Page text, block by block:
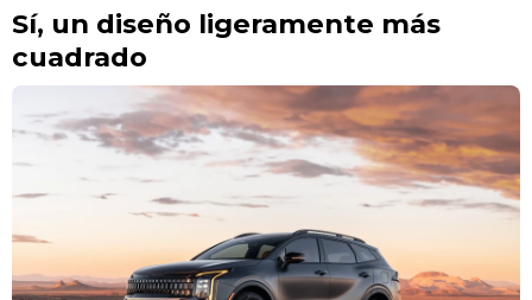
Sí, un diseño ligeramente más
cuadrado